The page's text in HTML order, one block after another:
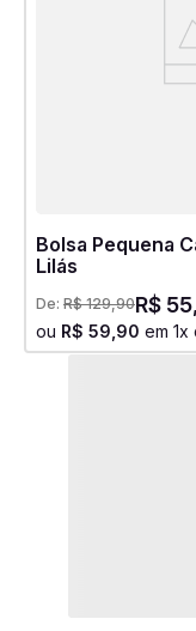
Bolsa Pequena
Lilás
De: R$ 129,90R$ 55,
ou R$ 59 90 em 1x